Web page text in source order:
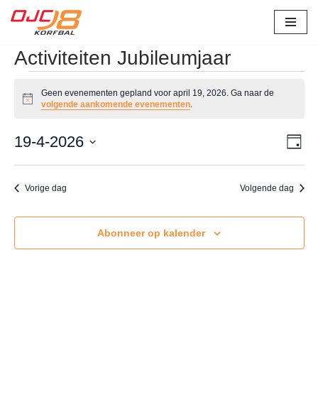
naar
inhoud
Activiteiten Jubileumjaar
Bericht
Geen evenementen gepland voor april 19, 2026. Ga naar de
volgende aankomende evenementen.
Dag
19-4-2026
Selecteer
een
Vorige dag Volgende dag
Abonneer op kalender